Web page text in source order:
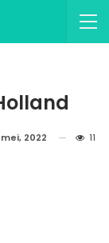
mei, 2022 11